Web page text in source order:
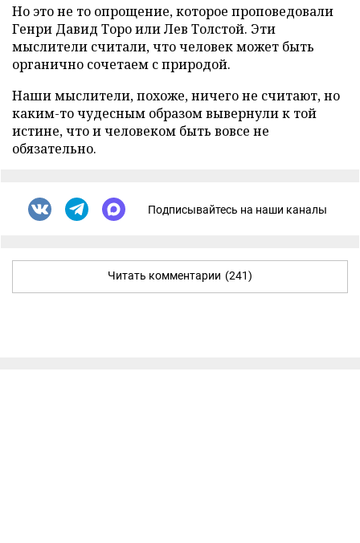
Но это не то опрощение, которое проповедовали
Генри Давид Торо или Лев Толстой. Эти
мыслители считали, что человек может быть
органично сочетаем с природой.
Наши мыслители, похоже, ничего не считают, но
каким-то чудесным образом вывернули к той
истине, что и человеком быть вовсе не
обязательно.
Подписывайтесь на наши каналы
Читать комментарии (241)